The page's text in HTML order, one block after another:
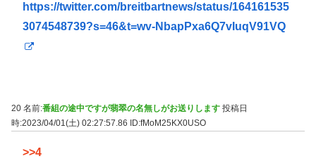
https://twitter.com/breitbartnews/status/164161535
3074548739?s=46&t=wv-NbapPxa6Q7vIuqV91VQ
20 名前:番組の途中ですが翡翠の名無しがお送りします 投稿日
時:2023/04/01(土) 02:27:57.86
ID:fMoM25KX0USO
>>4